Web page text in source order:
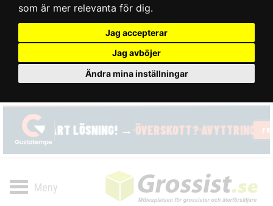
som är mer relevanta för dig.
Jag accepterar
Jag avböjer
Ändra mina inställningar
Toggle